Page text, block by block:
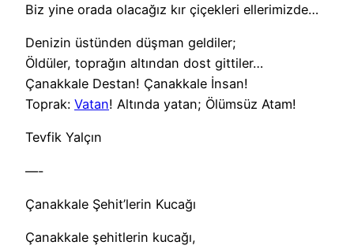
Biz yine orada olacağız kır çiçekleri ellerimizde…
Denizin üstünden düşman geldiler;
Öldüler, toprağın altından dost gittiler…
Çanakkale Destan! Çanakkale İnsan!
Toprak: Vatan! Altında yatan; Ölümsüz Atam!
Tevfik Yalçın
—-
Çanakkale Şehit’lerin Kucağı
Çanakkale şehitlerin kucağı,